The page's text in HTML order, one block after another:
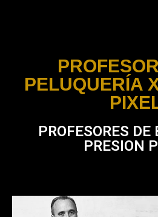
PELUQUERÍA
PROFESORES
PRESION